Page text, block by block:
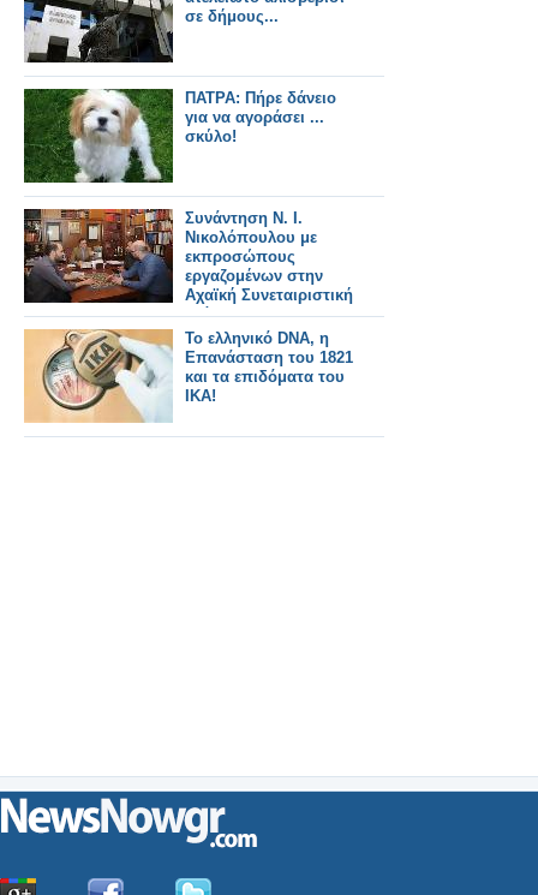
σε δήμους...
ΠΑΤΡΑ: Πήρε δάνειο
για να αγοράσει ...
σκύλο!
Συνάντηση Ν. Ι.
Νικολόπουλου με
εκπροσώπους
εργαζομένων στην
Αχαϊκή Συνεταιριστική
τράπεζα
Το ελληνικό DNA, η
Επανάσταση του 1821
και τα επιδόματα του
ΙΚΑ!